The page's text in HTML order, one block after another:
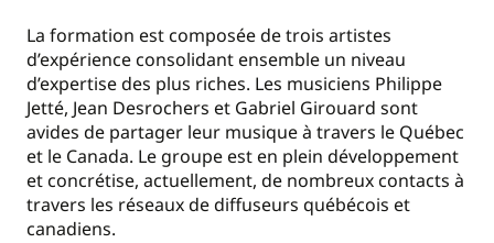
La formation est composée de trois artistes
d’expérience consolidant ensemble un niveau
d’expertise des plus riches. Les musiciens Philippe
Jetté, Jean Desrochers et Gabriel Girouard sont
avides de partager leur musique à travers le Québec
et le Canada. Le groupe est en plein développement
et concrétise, actuellement, de nombreux contacts à
travers les réseaux de diffuseurs québécois et
canadiens.